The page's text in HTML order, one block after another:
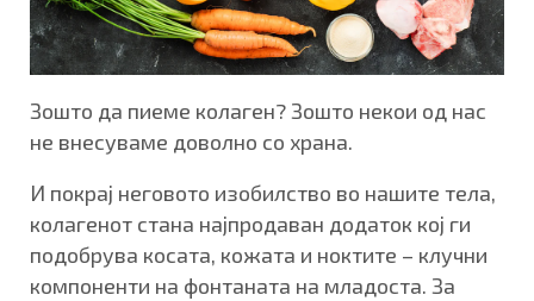
Зошто да пиеме колаген? Зошто некои од нас
не внесуваме доволно со храна.
И покрај неговото изобилство во нашите тела,
колагенот стана најпродаван додаток кој ги
подобрува косата, кожата и ноктите – клучни
компоненти на фонтаната на младоста. За